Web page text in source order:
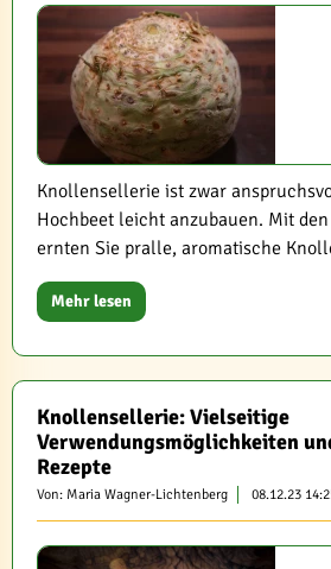
Knollensellerie ist zwar
Hochbeet leicht anzubauen. Mit
ernten Sie pralle, aromatische
Mehr lesen
Knollensellerie: Vielseitige
Verwendungsmöglichkeiten
Rezepte
Von: Maria Wagner-Lichtenberg 08.12.23